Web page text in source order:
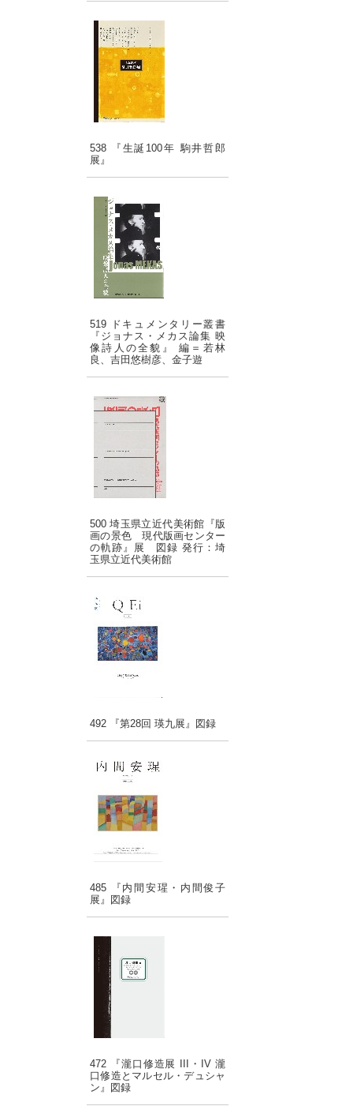
538 『生誕100年 駒井哲郎
展』
519 ドキュメンタリー叢書
『ジョナス・メカス論集 映
像詩人の全貌』 編＝若林
良、吉田悠樹彦、金子遊
500 埼玉県立近代美術館『版
画の景色 現代版画センター
の軌跡』展 図録 発行：埼
玉県立近代美術館
492 『第28回 瑛九展』図録
485 『内間安瑆・内間俊子
展』図録
472 『瀧口修造展 III・IV 瀧
口修造とマルセル・デュシャ
ン』図録